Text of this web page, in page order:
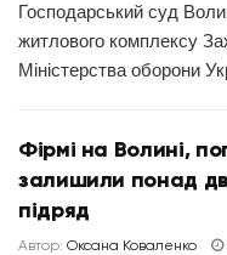
Господарський суд
житлового комплексу
Міністерства оборони
Фірмі на Волині,
залишили понад
підряд
Автор: Оксана Коваленко